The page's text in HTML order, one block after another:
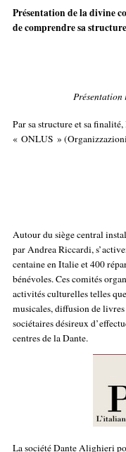
Présentation de la divine
de comprendre sa
Présentation
Par sa structure et sa
« ONLUS »
Autour du siège central
par Andrea Riccardi,
centaine en Italie et 400
bénévoles. Ces comités
activités culturelles telles
musicales, diffusion de
sociétaires désireux
centres de la Dante.
La société Dante Alighieri